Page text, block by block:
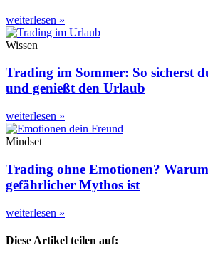
weiterlesen »
Wissen
Trading im Sommer: So sicherst
und genießt den Urlaub
weiterlesen »
Mindset
Trading ohne Emotionen?
gefährlicher Mythos ist
weiterlesen »
Diese Artikel teilen auf: